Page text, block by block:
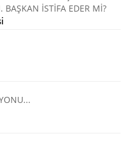
BAŞKAN İSTİFA EDER Mİ?